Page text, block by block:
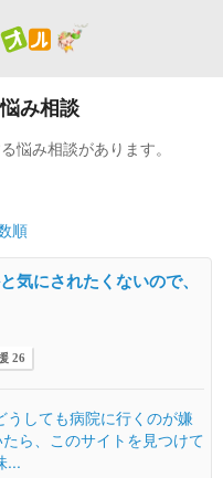
み相談
悩み相談があります。
順
気にされたくないので、
26
しても病院に行くのが嫌
ら、このサイトを見つけて
...